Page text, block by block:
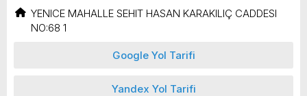
YENICE MAHALLE SEHIT HASAN KARAKILIÇ CADDESI
NO:68 1
Google Yol Tarifi
Yandex Yol Tarifi